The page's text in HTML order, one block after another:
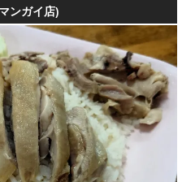
ンガイ店)